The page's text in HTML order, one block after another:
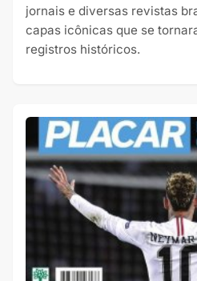
jornais e diversas revistas
capas icônicas que se
registros históricos.